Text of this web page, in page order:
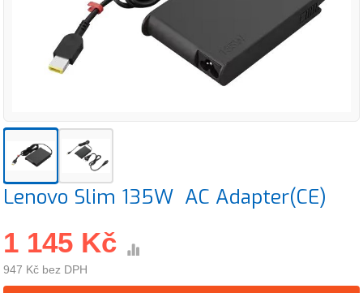
Lenovo Slim 135W AC Adapter(CE)
1 145 Kč
947 Kč bez DPH